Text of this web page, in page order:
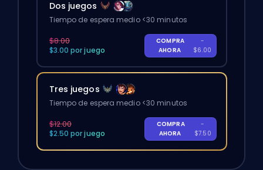
Dos juegos
Tiempo de espera medio <30 minutos
$8.00
$3.00 por juego
COMPRA
AHORA
-
$6.00
Tres juegos
Tiempo de espera medio <30 minutos
$12.00
$2.50 por juego
COMPRA
AHORA
-
$7.50